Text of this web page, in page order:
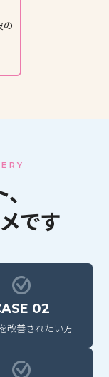
の
です
02
改善されたい方